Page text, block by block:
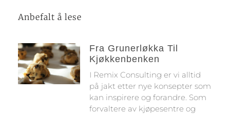
Anbefalt å lese
Fra Grunerløkka Til
Kjøkkenbenken
I Remix Consulting er vi alltid
på jakt etter nye konsepter som
kan inspirere og forandre. Som
forvaltere av kjøpesentre og